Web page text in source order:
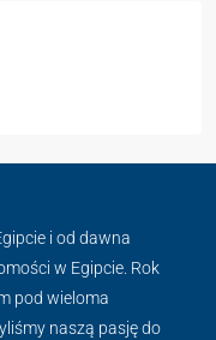
i od dawna
w Egipcie. Rok
pod wieloma
naszą pasję do